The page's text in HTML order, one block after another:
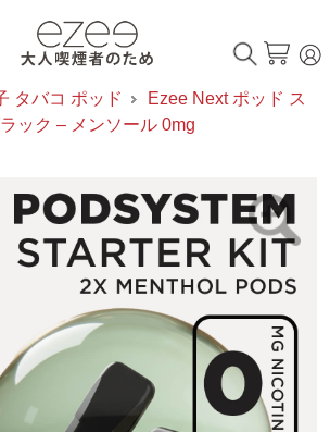
タバコ ポッド
Ezee Next ポッド ス
ック – メンソール 0mg